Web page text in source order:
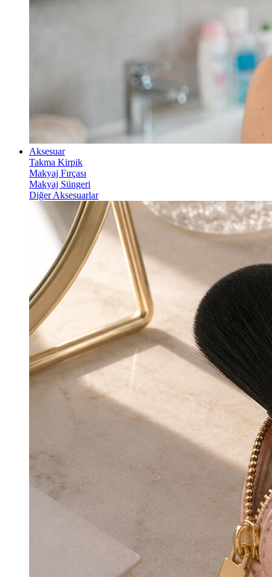
Aksesuar
Takma Kirpik
Makyaj Fırçası
Makyaj Süngeri
Diğer Aksesuarlar